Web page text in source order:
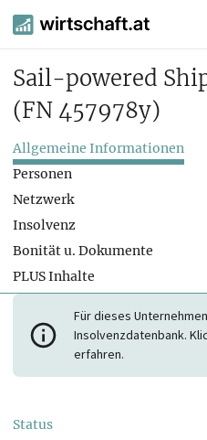
Sail-powered
(FN 457978y)
Allgemeine Informationen
Personen
Netzwerk
Insolvenz
Bonität u. Dokumente
PLUS Inhalte
Für dieses
Insolvenzdatenbank.
erfahren.
Status